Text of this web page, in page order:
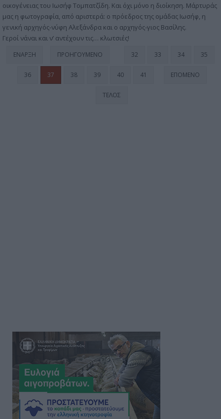
οικογένειας του Ιωσήφ Τομπατζίδη. Και όχι μόνο η διοίκηση. Μάρτυράς
μας η φωτογραφία, από αριστερά: ο πρόεδρος της ομάδας Ιωσήφ, η
γενική αρχηγός-νύφη Αλεξάνδρα και ο αρχηγός-γιος Βασίλης.
Γεροί νάναι και ν’ αντέχουν τις… κλωτσιές!
ΈΝΑΡΞΗ ΠΡΟΗΓΟΎΜΕΝΟ 32 33 34 35
36 37 38 39 40 41 ΕΠΌΜΕΝΟ
ΤΈΛΟΣ